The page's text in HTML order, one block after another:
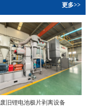
更多>>
废旧锂电池极片剥离设备